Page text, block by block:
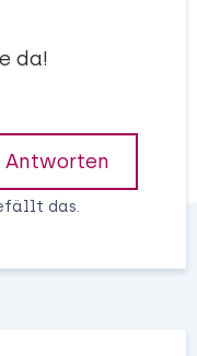
da!
Antworten
das.